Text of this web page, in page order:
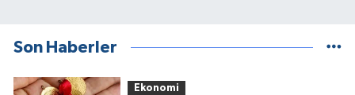
Son Haberler
Ekonomi